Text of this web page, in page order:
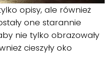
opisy, ale również
one starannie
nie tylko obrazowały
cieszyły oko